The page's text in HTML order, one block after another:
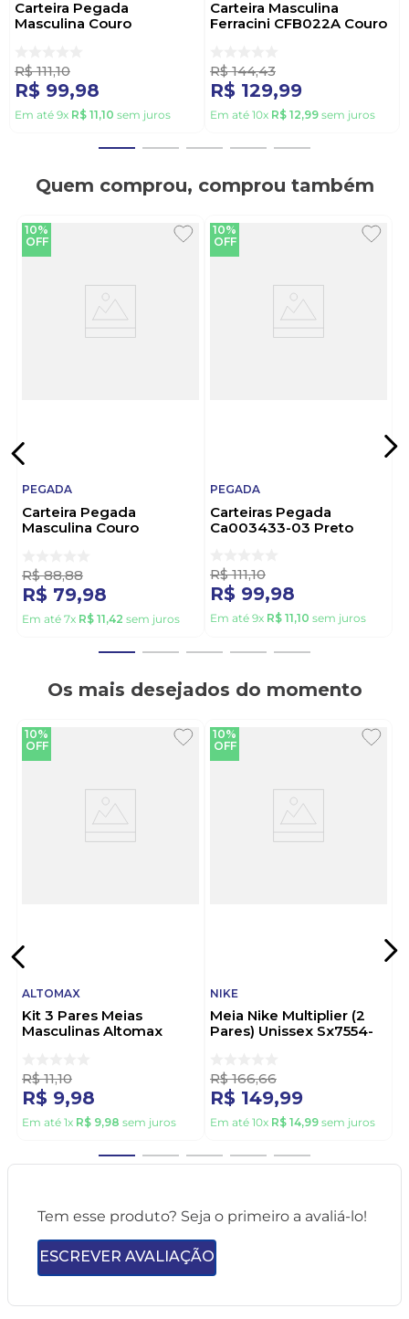
Carteira Pegada
Masculina Couro
R$ 111,10
R$ 99,98
Em até 9x R$ 11,10 sem juros
Carteira Masculina
Ferracini CFB022A Couro
R$ 144,43
R$ 129,99
Em até 10x R$ 12,99 sem juros
Quem comprou, comprou também
10%
OFF
PEGADA
Carteira Pegada
Masculina Couro
R$ 88,88
R$ 79,98
Em até 7x R$ 11,42 sem juros
10%
OFF
PEGADA
Carteiras Pegada
Ca003433-03 Preto
R$ 111,10
R$ 99,98
Em até 9x R$ 11,10 sem juros
Os mais desejados do momento
10%
OFF
ALTOMAX
Kit 3 Pares Meias
Masculinas Altomax
R$ 11,10
R$ 9,98
Em até 1x R$ 9,98 sem juros
10%
OFF
NIKE
Meia Nike Multiplier (2
Pares) Unissex Sx7554-
R$ 166,66
R$ 149,99
Em até 10x R$ 14,99 sem juros
Tem esse produto? Seja o primeiro a avaliá-lo!
ESCREVER AVALIAÇÃO